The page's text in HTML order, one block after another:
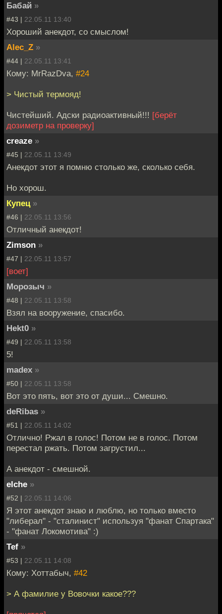
Бабай »
#43 | 22.05.11 13:40
Хороший анекдот, со смыслом!
Alec_Z »
#44 | 22.05.11 13:41
Кому: MrRazDva, #24
> Чистый термояд!
Чистейший. Адски радиоактивный!!! [берёт
дозиметр на проверку]
creaze »
#45 | 22.05.11 13:49
Анекдот этот я помню столько же, сколько себя.
Но хорош.
Купец »
#46 | 22.05.11 13:56
Отличный анекдот!
Zimson »
#47 | 22.05.11 13:57
[воет]
Морозыч »
#48 | 22.05.11 13:58
Взял на вооружение, спасибо.
Hekt0 »
#49 | 22.05.11 13:58
5!
madex »
#50 | 22.05.11 13:58
Вот это пять, вот это от души... Смешно.
deRibas »
#51 | 22.05.11 14:02
Отлично! Ржал в голос! Потом не в голос. Потом
перестал ржать. Потом загрустил...
А анекдот - смешной.
elche »
#52 | 22.05.11 14:06
Я этот анекдот знаю и люблю, но только вместо
"либерал" - "сталинист" используя "фанат Спартака"
- "фанат Локомотива" :)
Tef »
#53 | 22.05.11 14:08
Кому: Хоттабыч, #42
> А фамилие у Вовочки какое???